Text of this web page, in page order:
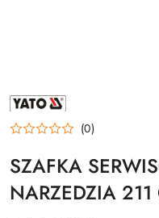
NAZWA
PRODUCENTA:
YATO (0)
SZAFKA
NARZEDZIA 211